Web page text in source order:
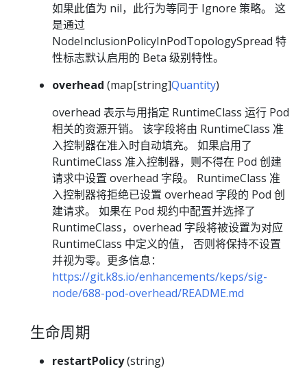
如果此值为 nil，此行为等同于 Ignore 策略。 这
是通过
NodeInclusionPolicyInPodTopologySpread 特
性标志默认启用的 Beta 级别特性。
overhead (map[string]Quantity)
overhead 表示与用指定 RuntimeClass 运行 Pod
相关的资源开销。 该字段将由 RuntimeClass 准
入控制器在准入时自动填充。 如果启用了
RuntimeClass 准入控制器，则不得在 Pod 创建
请求中设置 overhead 字段。 RuntimeClass 准
入控制器将拒绝已设置 overhead 字段的 Pod 创
建请求。 如果在 Pod 规约中配置并选择了
RuntimeClass，overhead 字段将被设置为对应
RuntimeClass 中定义的值， 否则将保持不设置
并视为零。更多信息：
https://git.k8s.io/enhancements/keps/sig-
node/688-pod-overhead/README.md
生命周期
restartPolicy(string)